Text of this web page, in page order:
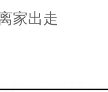
家出走